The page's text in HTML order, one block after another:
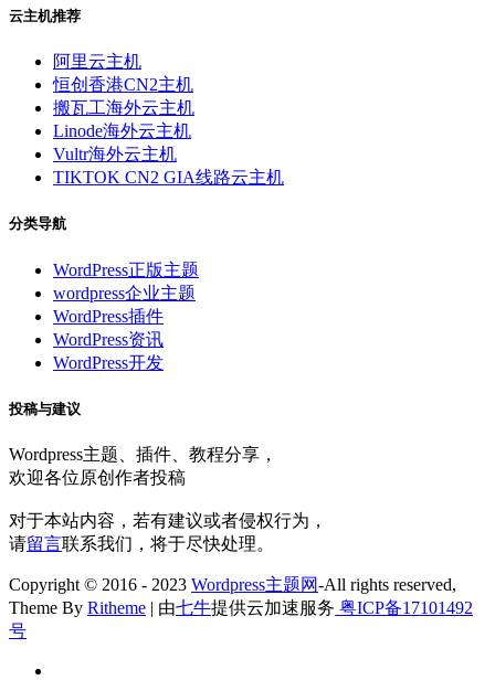
云主机推荐
阿里云主机
恒创香港CN2主机
搬瓦工海外云主机
Linode海外云主机
Vultr海外云主机
TIKTOK CN2 GIA线路云主机
分类导航
WordPress正版主题
wordpress企业主题
WordPress插件
WordPress资讯
WordPress开发
投稿与建议
Wordpress主题、插件、教程分享，
欢迎各位原创作者投稿
对于本站内容，若有建议或者侵权行为，
请留言联系我们，将于尽快处理。
Copyright © 2016 - 2023 Wordpress主题网-All rights reserved,
Theme By Ritheme | 由七牛提供云加速服务 粤ICP备17101492
号